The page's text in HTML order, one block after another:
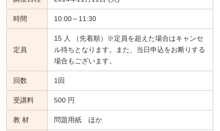
時間 10:00～11:30
定員
15 人 （先着順）※定員を超えた場合はキャンセ
ル待ちとなります。また、当日申込をお断りする
場合もございます。
回数 1回
受講料 500 円
教 材 問題用紙 ほか